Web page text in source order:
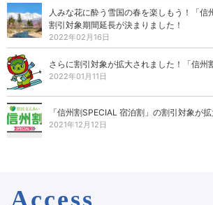
人みな花に酔う雪国の春を楽しもう！「信
割引対象期間延長が決まりました！
2022年02月16日
さらに割引対象が拡大されました！「信州
2022年01月11日
「信州割SPECIAL 宿泊割」の割引対象が
2021年12月12日
Access